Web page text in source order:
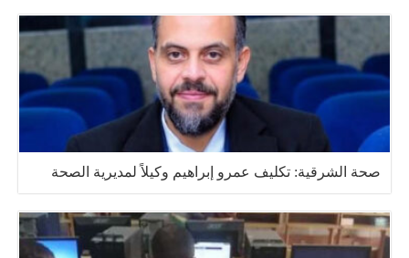
صحة الشرقية: تكليف عمرو إبراهيم وكيلاً لمديرية الصحة